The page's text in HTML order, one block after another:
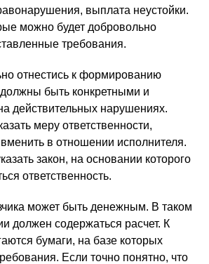
выплата неустойки.
можно будет добровольно
требования.
отнестись к формированию
быть конкретными и
действительных нарушениях.
меру ответственности,
в отношении исполнителя.
закон, на основании которого
ответственность.
может быть денежным. В таком
должен содержаться расчет. К
бумаги, на базе которых
Если точно понятно, что